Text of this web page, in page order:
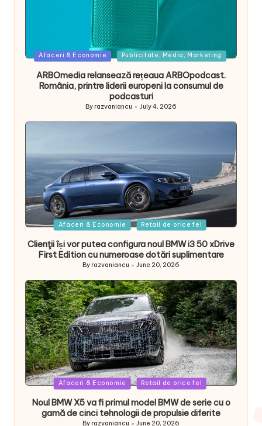
Posted
Afaceri & Economie Publicitate, Media, Marketing
ARBOmedia relansează rețeaua ARBOpodcast.
România, printre liderii europeni la consumul de
podcasturi
Posted
By razvaniancu July 4, 2026
Posted
Afaceri & Economie Retail de orice fel
Clienţii își vor putea configura noul BMW i3 50 xDrive
First Edition cu numeroase dotări suplimentare
Posted
By razvaniancu June 20, 2026
Posted
Afaceri & Economie Retail de orice fel
Noul BMW X5 va fi primul model BMW de serie cu o
gamă de cinci tehnologii de propulsie diferite
By razvaniancu June 20, 2026